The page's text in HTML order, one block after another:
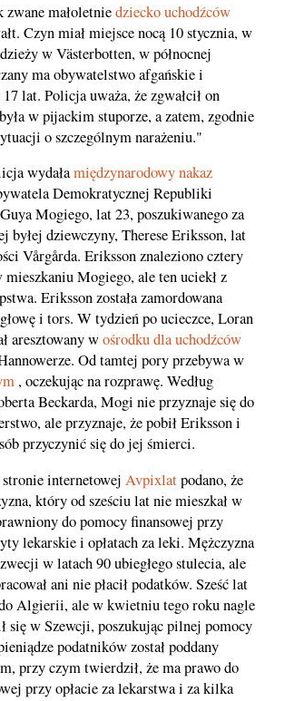
zwane małoletniedziecko uchodźców
Czyn miał miejsce nocą 10 stycznia, w
w Västerbotten, w północnej
ma obywatelstwo afgańskie i
lat. Policja uważa, że zgwałcił on
w pijackim stuporze, a zatem, zgodnie
o szczególnym narażeniu."
wydałamiędzynarodowy nakaz
Demokratycznej Republiki
Mogiego, lat 23, poszukiwanego za
byłej dziewczyny, Therese Eriksson, lat
Vårgårda. Eriksson znaleziono cztery
Mogiego, ale ten uciekł z
Eriksson została zamordowana
i tors. W tydzień po ucieczce, Loran
aresztowany wośrodku dla uchodźców
Od tamtej pory przebywa w
, oczekując na rozprawę. Według
Beckarda, Mogi nie przyznaje się do
ale przyznaje, że pobił Eriksson i
przyczynić się do jej śmierci.
internetowej Avpixlatpodano, że
który od sześciu lat nie mieszkał w
do pomocy finansowej przy
lekarskie i opłatach za leki. Mężczyzna
w latach 90 ubiegłego stulecia, ale
ani nie płacił podatków. Sześć lat
Algierii, ale w kwietniu tego roku nagle
się w Szewcji, poszukując pilnej pomocy
podatników został poddany
przy czym twierdził, że ma prawo do
przy opłacie za lekarstwa i za kilka